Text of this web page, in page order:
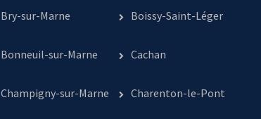
Bry-sur-Marne Boissy-Saint-Léger
Bonneuil-sur-Marne Cachan
Champigny-sur-Marne Charenton-le-Pont